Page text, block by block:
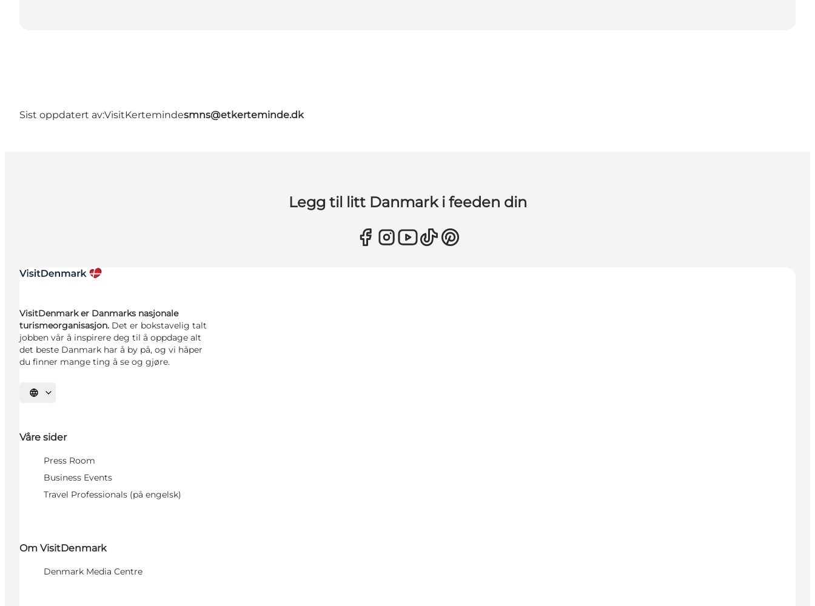
Sist oppdatert av:VisitKertemindesmns@etkerteminde.dk
Legg til litt Danmark i feeden din
VisitDenmark er Danmarks nasjonale
turismeorganisasjon. Det er bokstavelig talt
jobben vår å inspirere deg til å oppdage alt
det beste Danmark har å by på, og vi håper
du finner mange ting å se og gjøre.
Velg språk
Våre sider
Press Room
Business Events
Travel Professionals (på engelsk)
Om VisitDenmark
Denmark Media Centre